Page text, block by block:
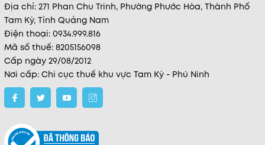
Địa chỉ: 271 Phan Chu Trinh, Phường Phước Hòa, Thành Phố
Tam Kỳ, Tỉnh Quảng Nam
Điện thoại: 0934.999.816
Mã số thuế: 8205156098
Cấp ngày 29/08/2012
Nơi cấp: Chi cục thuế khu vực Tam Kỳ - Phú Ninh